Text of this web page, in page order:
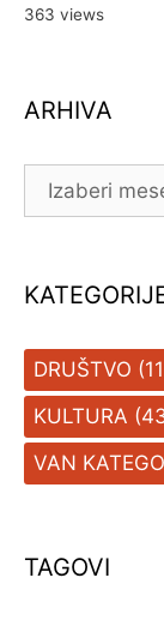
363 views
ARHIVA
ARHIVA
DRUŠTVO
KULTURA
VAN
TAGOVI